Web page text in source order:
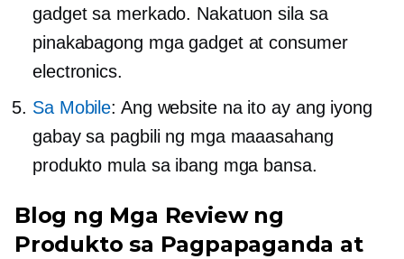
gadget sa merkado. Nakatuon sila sa
pinakabagong mga gadget at consumer
electronics.
Sa Mobile: Ang website na ito ay ang iyong
gabay sa pagbili ng mga maaasahang
produkto mula sa ibang mga bansa.
Blog ng Mga Review ng
Produkto sa Pagpapaganda at